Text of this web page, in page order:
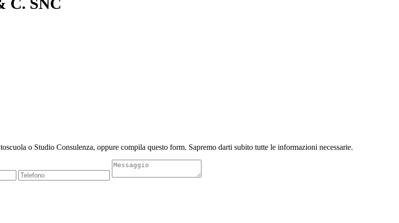
C. SNC
o Studio Consulenza, oppure compila questo form. Sapremo darti subito tutte le informazioni necessarie.